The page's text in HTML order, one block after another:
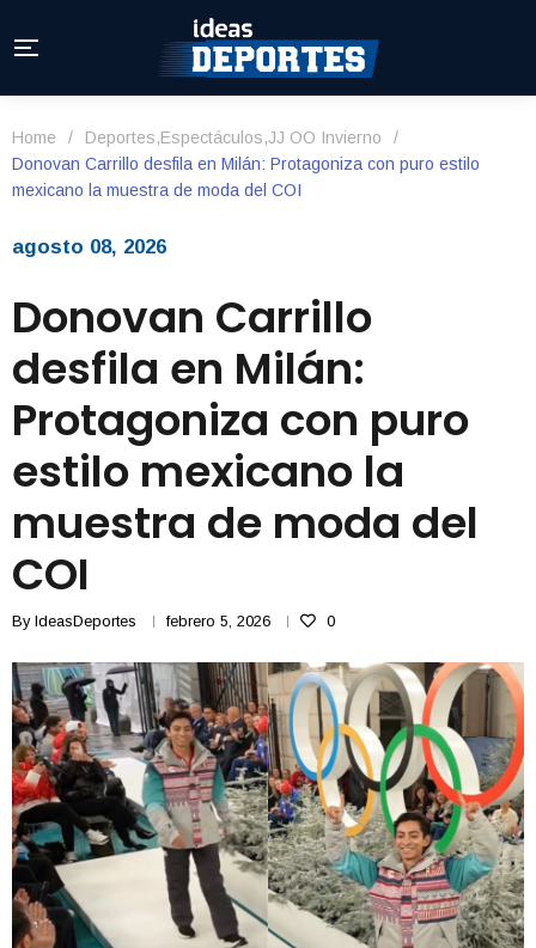
Home / Deportes,Espectáculos,JJ OO Invierno
/
Donovan Carrillo desfila en Milán: Protagoniza con puro estilo
mexicano la muestra de moda del COI
agosto 08, 2026
Donovan Carrillo
desfila en Milán:
Protagoniza con puro
estilo mexicano la
muestra de moda del
COI
By IdeasDeportes febrero 5, 2026 0